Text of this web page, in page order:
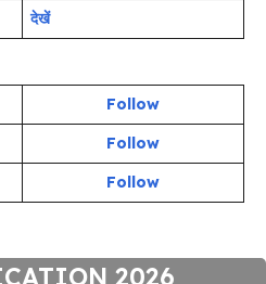
देखें
Follow
Follow
Follow
2026